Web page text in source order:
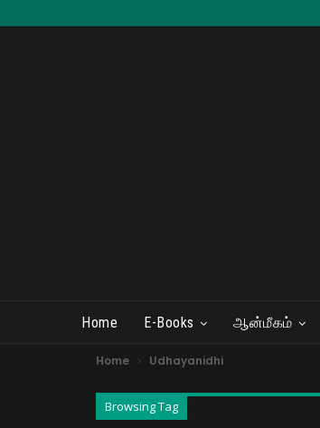
Home E-Books ஆன்மீகம்
Home Udhayanidhi
Browsing Tag